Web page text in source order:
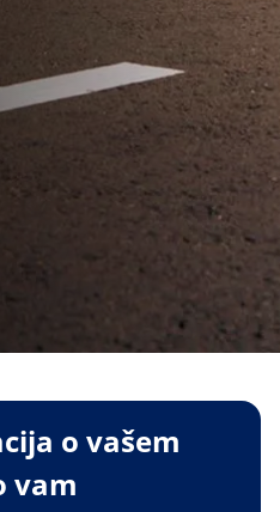
o vašem
vam